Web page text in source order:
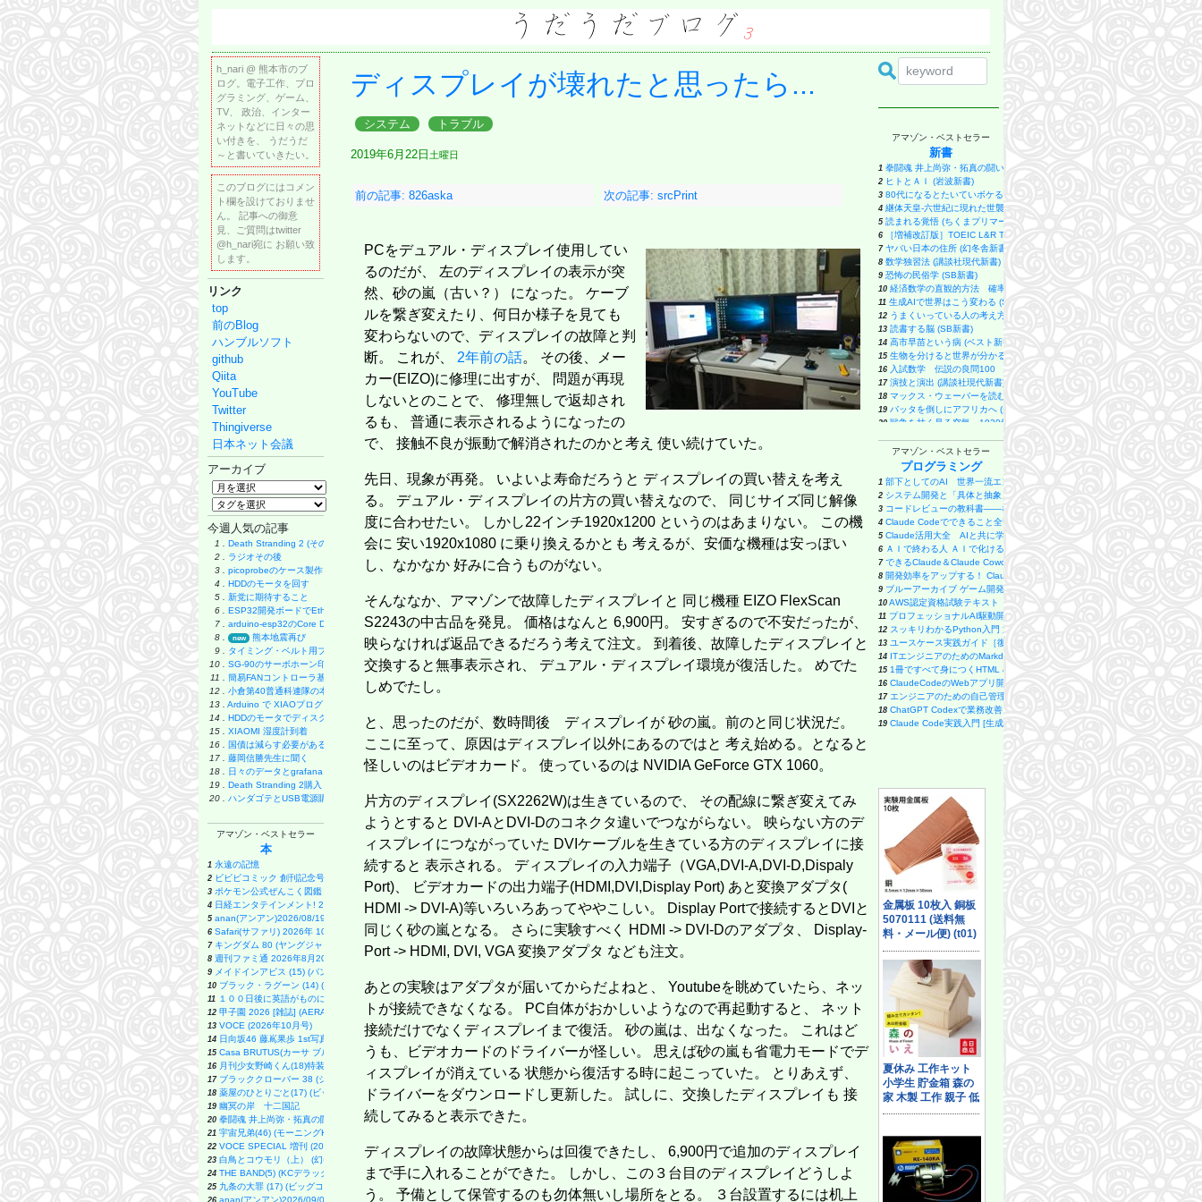
h_nari @ 熊本市のブ
ログ。電子工作、プロ
グラミング、ゲーム、
TV、 政治、インター
ネットなどに日々の思
い付きを、 うだうだ
～と書いていきたい。
このブログにはコメン
ト欄を設けておりませ
ん。 記事への御意
見、ご質問はtwitter
@h_nari宛に お願い致
します。
リンク
top
前のBlog
ハンブルソフト
github
Qiita
YouTube
Twitter
Thingiverse
日本ネット会議
アーカイブ
今週人気の記事
1 .
Death Stranding 2 (その後)
2 .
ラジオその後
3 .
picoprobeのケース製作
4 .
HDDのモータを回す
5 .
新党に期待すること
6 .
ESP32開発ボードでEthernet実験
7 .
arduino-esp32のCore Debug Level
8 .
new
熊本地震再び
9 .
タイミング・ベルト用プーリーの製作
10 .
SG-90のサーボホーン印刷
11 .
簡易FANコントローラ基板
12 .
小倉第40普通科連隊の本
13 .
Arduino で XIAOプログラミング
14 .
HDDのモータでディスク・グラインダー製作
15 .
XIAOMI 湿度計到着
16 .
国債は減らす必要があるのか
17 .
藤岡信勝先生に聞く
18 .
日々のデータとgrafana
19 .
Death Stranding 2購入
20 .
ハンダゴテとUSB電源購入
アマゾン・ベストセラー
本
1 永遠の記憶
2 ビビビコミック 創刊記念号 ([実用品])
3 ポケモン公式ぜんこく図鑑 1996-2026
4 日経エンタテインメント! 2026年 9 月号増刊【表紙：EBiDAN】
5 anan(アンアン)2026/08/19号 No.2507[愛とSEX／寺西拓人]
6 Safari(サファリ) 2026年 10 月号増刊 Special Edition [COVER:平野紫耀]
7 キングダム 80 (ヤングジャンプコミックス)
8 週刊ファミ通 2026年8月20・27日合併号 No.1959
9 メイドインアビス (15) (バンブーコミックス)
10 ブラック・ラグーン (14) (サンデーGXコミックス)
11 １００日後に英語がものになる１日１０分 ネイティブ英語書き写し
12 甲子園 2026 [雑誌] (AERA増刊)
13 VOCE (2026年10月号)
14 日向坂46 藤嶌果歩 1st写真集 果実の歩幅
15 Casa BRUTUS(カーサ ブルータス) 2026年 9月号[もっと学べる！動物園と水族館]
16 月刊少女野崎くん(18)特装版 セレクト小冊子「堀と鹿島編」付き (SEコミックスプレミアム)
17 ブラッククローバー 38 (ジャンプコミックス)
18 薬屋のひとりごと(17) (ビッグガンガンコミックス)
19 幽冥の岸 十二国記
20 拳闘魂 井上尚弥・拓真の闘い (講談社+α新書 907-1A)
21 宇宙兄弟(46) (モーニングKC)
22 VOCE SPECIAL 増刊 (2026年10月号)
23 白鳥とコウモリ（上） (幻冬舎文庫)
24 THE BAND(5) (KCデラックス)
25 九条の大罪 (17) (ビッグコミックス)
26 anan(アンアン)2026/09/02号 No.2509増刊 スペシャルエディション[ちいかわ]
ディスプレイが壊れたと思ったら...
システム トラブル
2019年6月22日 土曜日
前の記事: 826aska 次の記事: srcPrint
PCをデュアル・ディスプレイ使用してい
るのだが、 左のディスプレイの表示が突
然、砂の嵐（古い？） になった。 ケーブ
ルを繋ぎ変えたり、何日か様子を見ても
変わらないので、ディスプレイの故障と判
断。 これが、 2年前の話。 その後、メー
カー(EIZO)に修理に出すが、 問題が再現
しないとのことで、 修理無しで返却され
るも、 普通に表示されるようになったの
で、 接触不良が振動で解消されたのかと考え 使い続けていた。
先日、現象が再発。 いよいよ寿命だろうと ディスプレイの買い替えを考え
る。 デュアル・ディスプレイの片方の買い替えなので、 同じサイズ同じ解像
度に合わせたい。 しかし22インチ1920x1200 というのはあまりない。 この機
会に 安い1920x1080 に乗り換えるかとも 考えるが、安価な機種は安っぽい
し、なかなか 好みに合うものがない。
そんななか、アマゾンで故障したディスプレイと 同じ機種 EIZO FlexScan
S2243の中古品を発見。 価格はなんと 6,900円。 安すぎるので不安だったが、
映らなければ返品できるだろう考えて注文。 到着後、故障したディスプレイと
交換すると無事表示され、 デュアル・ディスプレイ環境が復活した。 めでた
しめでたし。
と、思ったのだが、数時間後 ディスプレイが 砂の嵐。前のと同じ状況だ。
ここに至って、原因はディスプレイ以外にあるのではと 考え始める。となると
怪しいのはビデオカード。 使っているのは NVIDIA GeForce GTX 1060。
片方のディスプレイ(SX2262W)は生きているので、 その配線に繋ぎ変えてみ
ようとすると DVI-AとDVI-Dのコネクタ違いでつながらない。 映らない方のデ
ィスプレイにつながっていた DVIケーブルを生きている方のディスプレイに接
続すると 表示される。 ディスプレイの入力端子（VGA,DVI-A,DVI-D,Dispaly
Port)、 ビデオカードの出力端子(HDMI,DVI,Display Port) あと変換アダプタ(
HDMI -> DVI-A)等いろいろあってややこしい。 Display Portで接続するとDVIと
同じく砂の嵐となる。 さらに実験すべく HDMI -> DVI-Dのアダプタ、 Display-
Port -> HDMI, DVI, VGA 変換アダプタ なども注文。
あとの実験はアダプタが届いてからだよねと、 Youtubeを眺めていたら、ネッ
トが接続できなくなる。 PC自体がおかしいようなので再起動すると、 ネット
接続だけでなくディスプレイまで復活。 砂の嵐は、出なくなった。 これはど
うも、ビデオカードのドライバーが怪しい。 思えば砂の嵐も省電力モードでデ
ィスプレイが消えている 状態から復活する時に起こっていた。 とりあえず、
ドライバーをダウンロードし更新した。 試しに、交換したディスプレイも 接
続してみると表示できた。
ディスプレイの故障状態からは回復できたし、 6,900円で追加のディスプレイ
まで手に入れることができた。 しかし、この３台目のディスプレイどうしよ
う。 予備として保管するのも勿体無いし場所をとる。 ３台設置するには机上
アマゾン・ベストセラー
新書
1 拳闘魂 井上尚弥・拓真の闘い (講談社+α新書 907-1A)
2 ヒトとＡＩ (岩波新書)
3 80代になるとたいていボケるか死ぬ。70代は神様から与えられた特別な時間 (
4 継体天皇-六世紀に現れた世襲王権の「始祖王」 (中公新書 2910)
5 読まれる覚悟 (ちくまプリマー新書)
6 ［増補改訂版］TOEIC L&R TEST 出る単特急 金のフレーズ (TOEIC TEST 特
7 ヤバい日本の住所 (幻冬舎新書)
8 数学独習法 (講談社現代新書)
9 恐怖の民俗学 (SB新書)
10 経済数学の直観的方法 確率・統計編 (ブルーバックス)
11 生成AIで世界はこう変わる (SB新書)
12 うまくいっている人の考え方 完全版 (ディスカヴァー携書)
13 読書する脳 (SB新書)
14 高市早苗という病 (ベスト新書 624)
15 生物を分けると世界が分かる 分類すると見えてくる、生物進化と地球の変
16 入試数学 伝説の良問100 良い問題で良い解法を学ぶ (ブルーバックス)
17 演技と演出 (講談社現代新書)
18 マックス・ウェーバーを読む (講談社現代新書)
19 バッタを倒しにアフリカへ (光文社新書)
20 戦争を甘く見る空気 1930年代と似た道を進む現代日本 (朝日新書)
コンテキスト・リーダーシップ 「最高の上司」と「最悪の上司」は文脈で
バカと無知 (新潮新書)
24 為替介入とは何か 200兆円規模「外為特会」が生まれた謎 (集英社新書)
25 【新版】財務3表一体理解法 (朝日新書)
26 ミッドウェイ海戦 (文春新書 1375)
27 総理通訳の外国語勉強法 (講談社現代新書)
28 人文知は武器になる (文春新書 1529)
29 バブルリゾートの現在地 区分所有という迷宮 (角川新書)
30 我が身を守る法律知識 (講談社現代新書)
31 やってはいけない睡眠の習慣 (SB新書)
32 モモ
33 ヒトと音楽の進化論 (新潮新書 1126)
34 はじめての言語学 (講談社現代新書)
35 いのちの食べかた だれも教えてくれない、世界のヒミツ (角川つばさ文庫)
36 カウンセリングとは何か 変化するということ (講談社現代新書 2787)
37 光と電磁気 ファラデーとマクスウェルが考えたこと 電場とは何か？ 磁
38 新版 お金の減らし方 (SB新書)
39 全面改訂 第3版 ほったらかし投資術 (朝日新書)
40 原始仏教 ブッダから大乗成立へ (講談社現代新書 2820)
41 ユダヤ人の歴史-古代の興亡から離散、ホロコースト、シオニズムまで (中公
42 福音派―終末論に引き裂かれるアメリカ社会 (中公新書 2873)
首都直下 南海トラフ地震に備えよ (SB新書 654)
48 メタ思考トレーニング 発想力が飛躍的にアップする34問 PHPビジネス新書
49 英単語「１万語」習得法（特典：7つの戦略 で難単語を攻略する データ配
バラバラな世界で共に生きる: リチャード・ローティの哲学 (NHK出版新書
新体系 高校数学の教科書 上 (ブルーバックス)
52 新体系 高校数学の教科書 下 (ブルーバックス)
ゼロから12ヵ国語マスターした私の最強の外国語習得法 (SB新書 653)
54 沖縄を語りつぐ ある家族の歴史 (岩波新書 新赤版 2115)
55 世界一面白い脳の講義 脳の謎を科学で解き明かす (ブルーバックス B 2337)
56 ビジュアル グーグルの最強AI Gemini活用術 (日経文庫)
57 働く人が減っていく国でこれから起きること (朝日新書)
58 エントロピーをめぐる冒険 初心者のための統計熱力学 (ブルーバックス)
60 最新 ウイスキーの科学 熟成の香味を生む驚きのプロセス (ブルーバックス)
年貢-せめぎ合う江戸時代の領主と百姓 (中公新書 2920)
ガウディの伝言 (光文社新書)
「超」入門 相対性理論 アインシュタインは何を考えたのか (ブルーバック
64 新しい日本地理 地図・統計・移動から読み解く (講談社現代新書 2814)
65 「あの戦争」は何だったのか (講談社現代新書)
宇宙を支配する「定数」 万有引力定数から光速、プランク定数まで (ブルー
読書する人だけがたどり着ける場所 (SB新書)
68 日本人の9割が知らない遺伝の真実 (SB新書)
69 世界一効率的なAI英語学習法 (幻冬舎新書 806)
70 TOEIC L&R TEST 出る単特急 銀のフレーズ (TOEIC TEST 特急シリーズ)
73
新体系・大学数学 入門の教科書 下 (ブルーバックス)
新書 世界現代史 なぜ「力こそ正義」はよみがえったのか (講談社現代新書
法律の読み方がわかる本 (ちくま新書 １９２１)
屁理屈と哲学
アマゾン・ベストセラー
プログラミング
1 部下としてのAI 世界一流エンジニアの進化術
2 システム開発と「具体と抽象」〜問題発見と問題解決を往復する「思考のメタ
3 コードレビューの教科書――なんとなく承認から抜け出すための観点と判断基
4 Claude Codeでできること全部やってみた: 初心者でも簡単！AI副業・アプ
5 Claude活用大全 AIと共に学び働き遊ぶ実践ガイド
6 ＡＩで終わる人 ＡＩで化ける人 「ＡＩが当たり前」の時代を生き抜く２０の
7 できるClaude＆Claude Cowork (できるシリーズ)
8 開発効率をアップする！ Claude Code 実用入門
9 ブルーアーカイブ ゲーム開発部だいぼうけん！ 6巻 (デジタル版ガンガンコミ
10 AWS認定資格試験テキスト AWS認定 クラウドプラクティショナー 改訂第
11 プロフェッショナルAI駆動開発〜確率論から決定論へ AIの揺らぎを制御する
12 スッキリわかるPython入門 第2版 (スッキリわかる入門シリーズ)
13 ユースケース実践ガイド［復刻版］ 効果的なユースケースの書き方
14 ITエンジニアのためのMarkdown実践入門 ── 生成AI時代の"伝わる"書き方
15 1冊ですべて身につくHTML & CSSとWebデザイン入門講座［第2版］
16 ClaudeCodeのWebアプリ開発: webアプリを作って販売！バイブコーディ
17 エンジニアのための自己管理入門 堅牢でスケーラブルな働き方を構築する技
18 ChatGPT Codexで業務改善アプリを作ってみた: プログラミング未経験の
19 Claude Code実践入門 [生成AI深掘りガイド]
24 世界一流エンジニアの思考法
25 Unityの教科書 Unity 6完全対応版
ネットワークはなぜつながるのか 第2版 知っておきたいTCP/IP、LAN、光フ
Copilotエージェントの教科書 AIによる業務自動化の大本命
プロダクトマネジメントのすべて 事業戦略・IT開発・UXデザイン・マーケ
29 LLMによる情報抽出入門〜日常のリアルなデータから価値ある情報を取り出
スッキリわかるJava入門 第5版 (スッキリわかる入門シリーズ)
31 SCRUM BOOT CAMP THE BOOK【増補改訂版】 スクラムチームではじめ
ブルーアーカイブ ゲーム開発部だいぼうけん！ 5巻 (デジタル版ガンガンコ
33 ブルーアーカイブ ゲーム開発部だいぼうけん！ 1巻 (デジタル版ガンガンコ
34 できるPower Automate for desktop 改訂2版 Copilot対応 (できるシリーズ編
35 スッキリわかるSQL入門 第4版 ドリル256問付き! (スッキリわかる入門シリ
36 バイブコーディング 生成AI→チャット→エージェントによる「本番品質の
ドメイン駆動設計入門 ボトムアップでわかる! ドメイン駆動設計の基本
Unreal Engine 5で極めるゲーム開発：サンプルデータと動画で学ぶゲーム制
Microsoft Power Automate［実践］入門――クラウドフローによる業務自動
ブルーアーカイブ ゲーム開発部だいぼうけん！ 4巻 (デジタル版ガンガンコ
41 オブジェクト指向でなぜつくるのか 第3版 知っておきたいOOP、設計、アジ
Pythonで学ぶアルゴリズムの教科書 一生モノの知識と技術を身につける
はじめての生成AI ChatGPT「超」活用術
CISSP公式問題集第2版
45 ブラウザで動かすLLM実装入門 Google Colaboratoryで実践するLLM・RAG
46 いちばんやさしいGit&GitHubの教本 第3版 人気講師が教えるバージョン管理
47 単体テストの考え方/使い方
48 マンガでわかる Unityゲーム開発入門
52 現場で役立つシステム設計の原則 ~変更を楽で安全にするオブジェクト指向
大規模言語モデルを使いこなすためのプロンプトエンジニアリングの教科書
ゼロから学ぶ Power Apps 実践に役立つビジネスアプリ開発入門
【この1冊でよくわかる】 ソフトウェアテストの教科書 [増補改訂 第2版]
ビジネスプロセス・マネジメントのための業務フローの描き方